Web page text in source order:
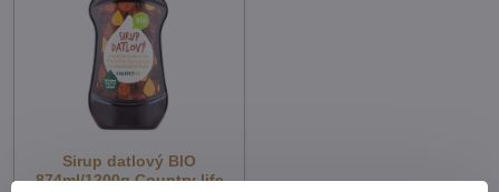
Sirup datlový BIO
874ml/1200g Country life